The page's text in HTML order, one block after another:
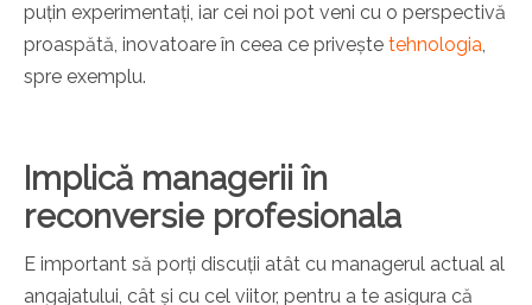
puțin experimentați, iar cei noi pot veni cu o perspectivă
proaspătă, inovatoare în ceea ce privește tehnologia,
spre exemplu.
Implică managerii în
reconversie profesionala
E important să porți discuții atât cu managerul actual al
angajatului, cât și cu cel viitor, pentru a te asigura că